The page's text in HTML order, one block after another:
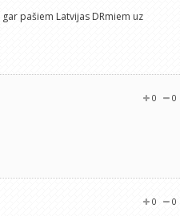
pašiem Latvijas DRmiem uz
0
0
0
0